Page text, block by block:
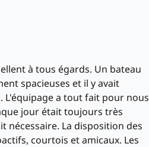
à tous égards. Un bateau
spacieuses et il y avait
L'équipage a tout fait pour nous
jour était toujours très
nécessaire. La disposition des
courtois et amicaux. Les